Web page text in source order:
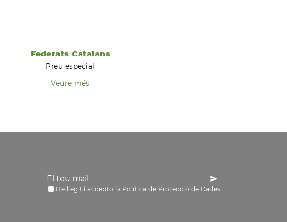
Federats Catalans
Preu especial
Veure més
He llegit i accepto la Política de Protecció de Dades